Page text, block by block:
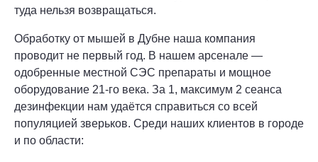
туда нельзя возвращаться.
Обработку от мышей в Дубне наша компания
проводит не первый год. В нашем арсенале —
одобренные местной СЭС препараты и мощное
оборудование 21-го века. За 1, максимум 2 сеанса
дезинфекции нам удаётся справиться со всей
популяцией зверьков. Среди наших клиентов в городе
и по области: